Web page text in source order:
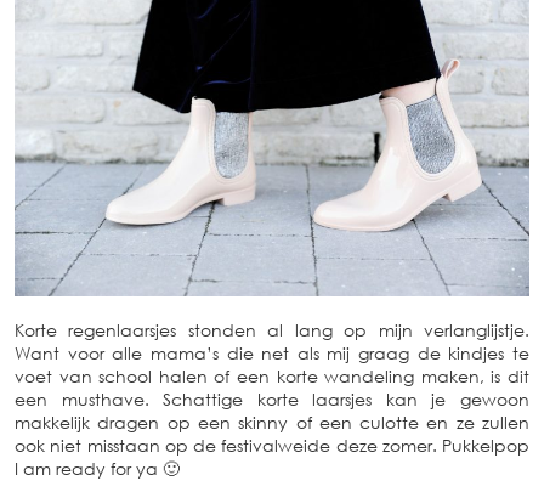
Korte regenlaarsjes stonden al lang op mijn verlanglijstje.
Want voor alle mama’s die net als mij graag de kindjes te
voet van school halen of een korte wandeling maken, is dit
een musthave. Schattige korte laarsjes kan je gewoon
makkelijk dragen op een skinny of een culotte en ze zullen
ook niet misstaan op de festivalweide deze zomer. Pukkelpop
I am ready for ya 🙂